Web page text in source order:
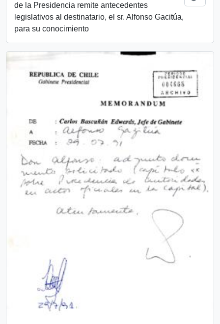
de la Presidencia remite antecedentes
legislativos al destinatario, el sr. Alfonso Gacitúa,
para su conocimiento